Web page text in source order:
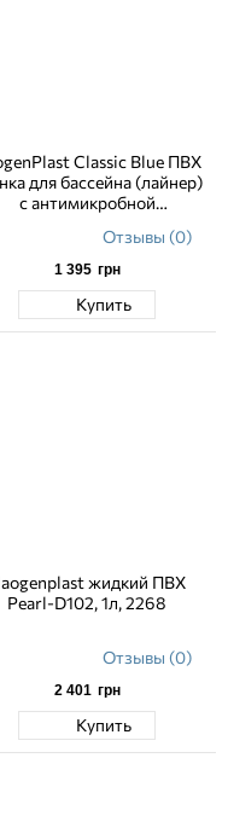
Classic Blue ПВХ
для бассейна (лайнер)
с антимикробной
Отзывы (0)
1 395 грн
Купить
жидкий ПВХ
Pearl-D102, 1л, 2268
Отзывы (0)
2 401 грн
Купить